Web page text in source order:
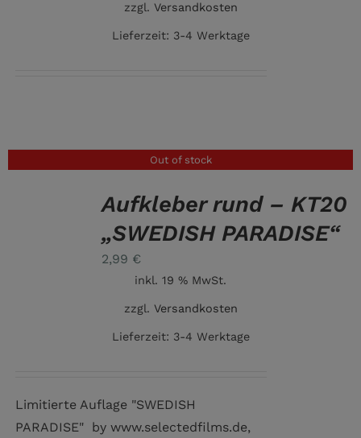
zzgl. Versandkosten
Lieferzeit: 3-4 Werktage
Out of stock
Aufkleber rund – KT20
„SWEDISH PARADISE“
2,99 €
inkl. 19 % MwSt.
zzgl. Versandkosten
Lieferzeit: 3-4 Werktage
Limitierte Auflage "SWEDISH
PARADISE" by www.selectedfilms.de,